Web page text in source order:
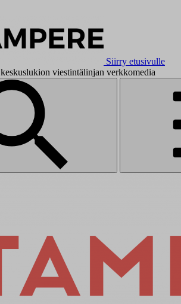
Siirry etusivulle
viestintälinjan verkkomedia